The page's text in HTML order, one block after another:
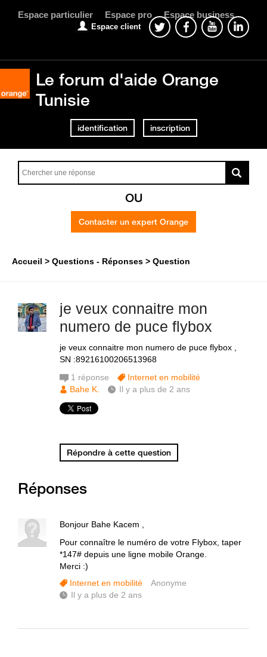
Espace particulier Espace pro Espace business
Espace client
Le forum d'aide Orange
Tunisie
identification inscription
OU
Contacter un expert Orange
Accueil Questions - Réponses Question
je veux connaitre mon
numero de puce flybox
je veux connaitre mon numero de puce flybox ,
SN :89216100206513968
1 réponse
Internet en mobilité
Bahe K.
Il y a plus de 2 ans
Répondre à cette question
Réponses
Bonjour Bahe Kacem ,
Pour connaître le numéro de votre Flybox, taper
*147# depuis une ligne mobile Orange.
Merci :)
Internet en mobilité
Anonyme
Il y a plus de 2 ans